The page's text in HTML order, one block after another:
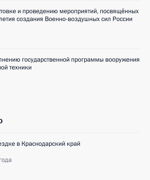
и проведению мероприятий, посвящённых
создания Военно-воздушных сил России
государственной программы вооружения
техники
в Краснодарский край